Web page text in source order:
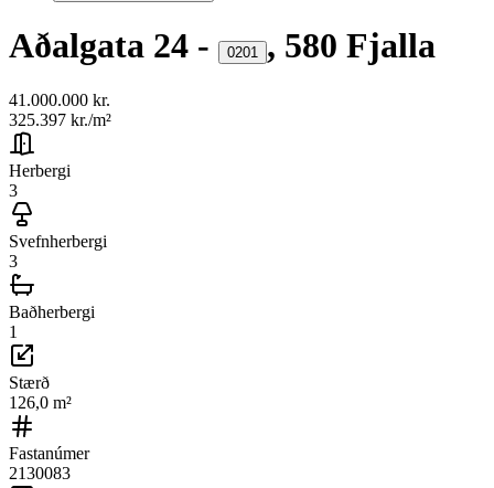
Aðalgata 24 - 0201 , 580 Fjalla
41.000.000 kr.
325.397 kr./m²
Herbergi
3
Svefnherbergi
3
Baðherbergi
1
Stærð
126,0 m²
Fastanúmer
2130083